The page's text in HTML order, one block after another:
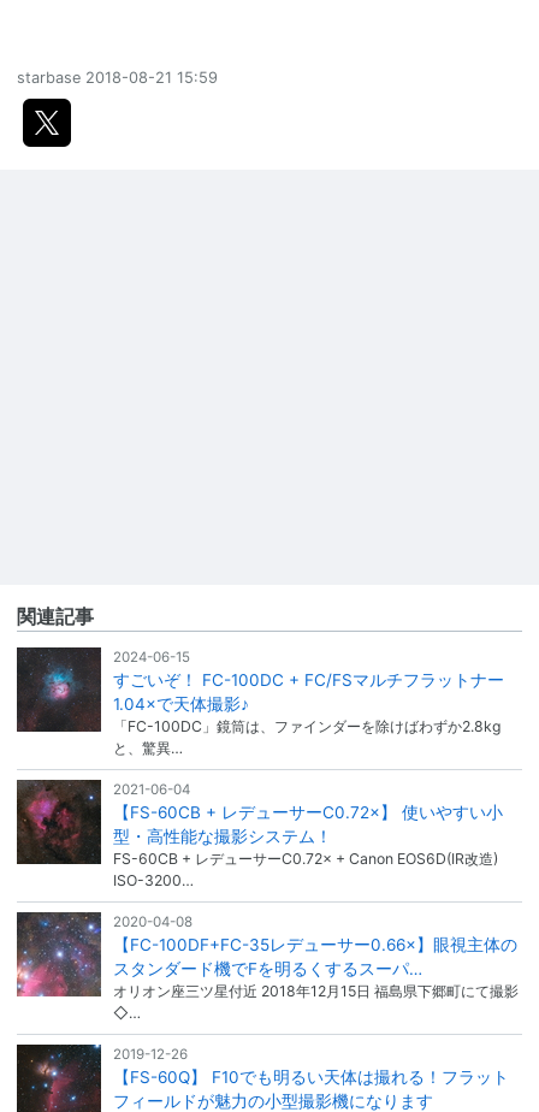
starbase 2018-08-21 15:59
関連記事
2024-06-15
すごいぞ！ FC-100DC + FC/FSマルチフラットナー
1.04×で天体撮影♪
「FC-100DC」鏡筒は、ファインダーを除けばわずか2.8kg
と、驚異…
2021-06-04
【FS-60CB + レデューサーC0.72×】 使いやすい小
型・高性能な撮影システム！
FS-60CB + レデューサーC0.72× + Canon EOS6D(IR改造)
ISO-3200…
2020-04-08
【FC-100DF+FC-35レデューサー0.66×】眼視主体の
スタンダード機でFを明るくするスーパ…
オリオン座三ツ星付近 2018年12月15日 福島県下郷町にて撮影
◇…
2019-12-26
【FS-60Q】 F10でも明るい天体は撮れる！フラット
フィールドが魅力の小型撮影機になります